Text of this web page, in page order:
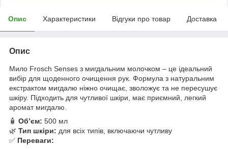
Опис Характеристики Відгуки про товар Доставка
Опис
Мило Frosch Senses з мигдальним молочком – це ідеальний
вибір для щоденного очищення рук. Формула з натуральним
екстрактом мигдалю ніжно очищає, зволожує та не пересушує
шкіру. Підходить для чутливої шкіри, має приємний, легкий
аромат мигдалю.
🧴 Обʼєм: 500 мл
🌿 Тип шкіри: для всіх типів, включаючи чутливу
✅ Переваги: